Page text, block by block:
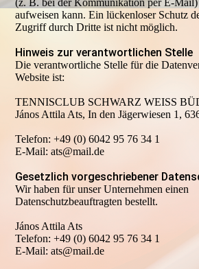
(z. B. bei der Kommunikation per E-Mail)
aufweisen kann. Ein lückenloser Schutz
Zugriff durch Dritte ist nicht möglich.
Hinweis zur verantwortlichen Stelle
Die verantwortliche Stelle für die
Website ist:
TENNISCLUB SCHWARZ WEISS
János Attila Ats, In den Jägerwiesen 1,
Telefon: +49 (0) 6042 95 76 34 1
E-Mail: ats@mail.de
Gesetzlich vorgeschriebener
Wir haben für unser Unternehmen einen
Datenschutzbeauftragten bestellt.
János Attila Ats
Telefon: +49 (0) 6042 95 76 34 1
E-Mail: ats@mail.de